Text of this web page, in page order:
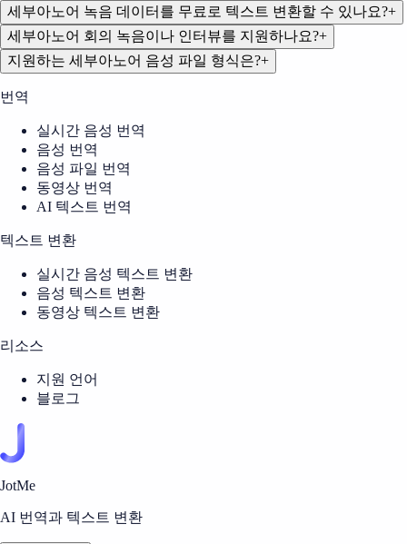
세부아노어 녹음 데이터를 무료로 텍스트 변환할 수 있나요?+
세부아노어 회의 녹음이나 인터뷰를 지원하나요?+
지원하는 세부아노어 음성 파일 형식은?+
번역
실시간 음성 번역
음성 번역
음성 파일 번역
동영상 번역
AI 텍스트 번역
텍스트 변환
실시간 음성 텍스트 변환
음성 텍스트 변환
동영상 텍스트 변환
리소스
지원 언어
블로그
JotMe
AI 번역과 텍스트 변환